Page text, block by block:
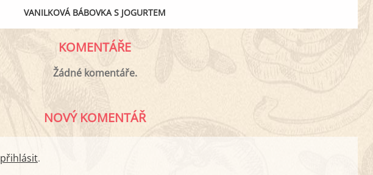
VANILKOVÁ BÁBOVKA S JOGURTEM
KOMENTÁŘE
Žádné komentáře.
NOVÝ KOMENTÁŘ
přihlásit.